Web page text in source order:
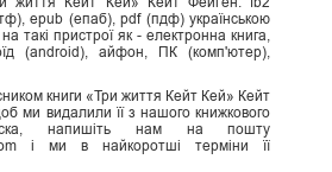
epub (епаб), pdf (пдф) українською
такі пристрої як - електронна книга,
(android), айфон, ПК (комп'ютер),
книги «Три життя Кейт Кей» Кейт
ми видалили її з нашого книжкового
напишіть нам на пошту
і ми в найкоротші терміни її